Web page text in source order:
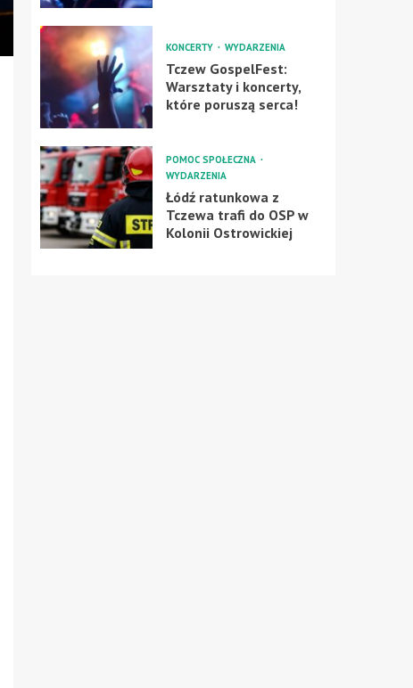
KONCERTY WYDARZENIA
Tczew GospelFest:
Warsztaty i koncerty,
które poruszą serca!
POMOC SPOŁECZNA
WYDARZENIA
Łódź ratunkowa z
Tczewa trafi do OSP w
Kolonii Ostrowickiej